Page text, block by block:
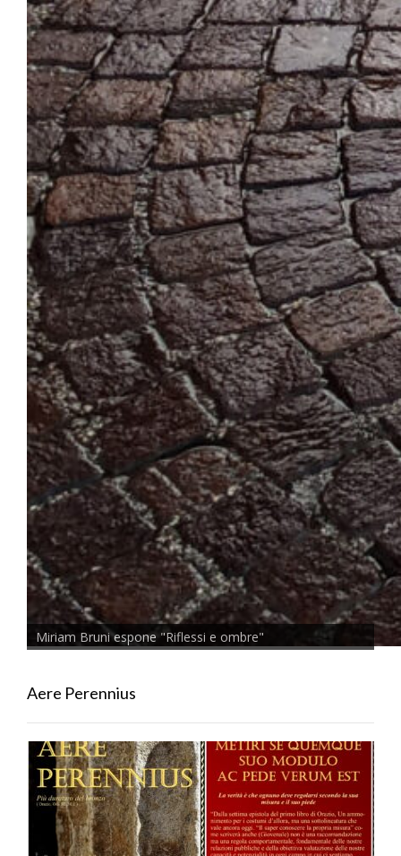
Miriam Bruni espone "Riflessi e ombre"
Aere Perennius